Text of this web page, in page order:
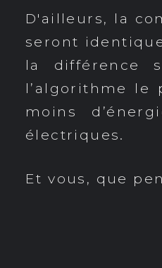
D'ailleurs, la
seront
la différence
l’algorithme le
moins
électriques.
Et vous, que